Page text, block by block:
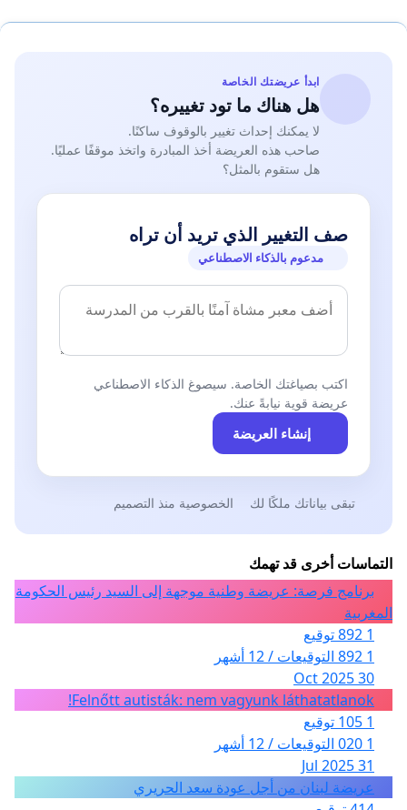
ابدأ عريضتك الخاصة
هل هناك ما تود تغييره؟
لا يمكنك إحداث تغيير بالوقوف ساكنًا.
صاحب هذه العريضة أخذ المبادرة واتخذ موقفًا عمليًا.
هل ستقوم بالمثل؟
صف التغيير الذي تريد أن تراه
مدعوم بالذكاء الاصطناعي
اكتب بصياغتك الخاصة. سيصوغ الذكاء الاصطناعي
عريضة قوية نيابةً عنك.
إنشاء العريضة
تبقى بياناتك ملكًا لك الخصوصية منذ التصميم
التماسات أخرى قد تهمك
برنامج فرصة: عريضة وطنية موجهة إلى السيد رئيس الحكومة
المغربية
1 892 توقيع
1 892 التوقيعات / 12 أشهر
30 Oct 2025
Felnőtt autisták: nem vagyunk láthatatlanok!
1 105 توقيع
1 020 التوقيعات / 12 أشهر
31 Jul 2025
عريضة لبنان من أجل عودة سعد الحريري